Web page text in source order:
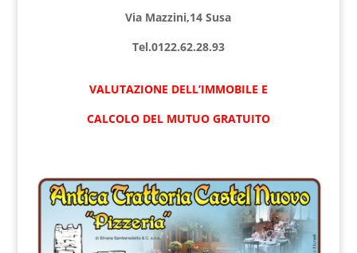
Via Mazzini,14 Susa
Tel.0122.62.28.93
VALUTAZIONE DELL’IMMOBILE E
CALCOLO DEL MUTUO GRATUITO